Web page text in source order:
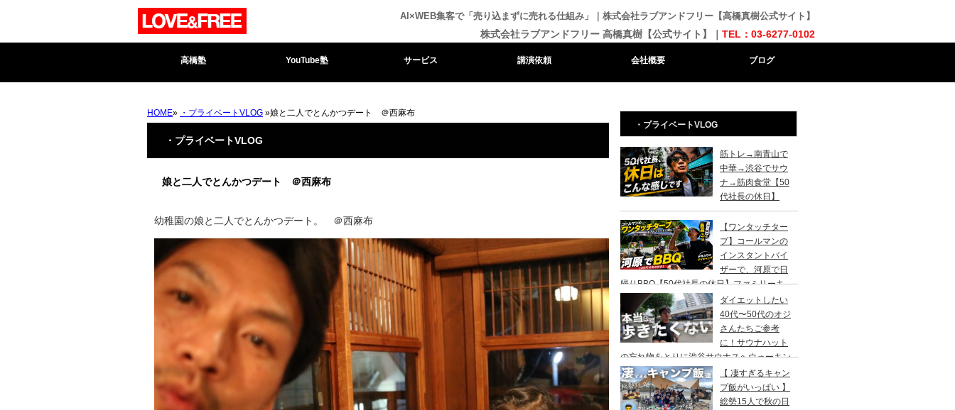
AI×WEB集客で「売り込まずに売れる仕組み」｜株式会社ラブアンドフリー【高橋真樹公式サイト】
株式会社ラブアンドフリー 高橋真樹【公式サイト】｜ TEL：03-6277-0102
高橋塾 YouTube塾 サービス 講演依頼 会社概要 ブログ
HOME» ・プライベートVLOG »娘と二人でとんかつデート ＠西麻布
・プライベートVLOG
娘と二人でとんかつデート ＠西麻布
幼稚園の娘と二人でとんかつデート。 ＠西麻布
・プライベートVLOG
筋トレ→南青山で
中華→渋谷でサウ
ナ→筋肉食堂【50
代社長の休日】
【ワンタッチター
プ】コールマンの
インスタントバイ
ザーで、河原で日
帰りBBQ【50代社長の休日】ファミリーキ
ャンプ初心者さんは、まずこのスタイルでデ
イキャンプがおすすめです。
ダイエットしたい
40代〜50代のオジ
さんたちご参考
に！サウナハット
の忘れ物をとりに渋谷サウナスへウォーキン
グ→ ランチはカレー食べに六本木のCoCo壱
番屋へ
【 凄すぎるキャン
プ飯がいっぱい 】
総勢15人で秋の日